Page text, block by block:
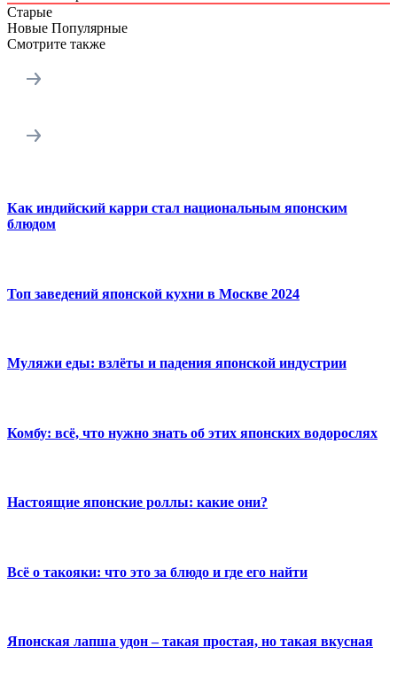
Старые
Новые Популярные
Смотрите также
Как индийский карри стал национальным японским
блюдом
Топ заведений японской кухни в Москве 2024
Муляжи еды: взлёты и падения японской индустрии
Комбу: всё, что нужно знать об этих японских водорослях
Настоящие японские роллы: какие они?
Всё о такояки: что это за блюдо и где его найти
Японская лапша удон – такая простая, но такая вкусная